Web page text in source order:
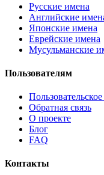
Русские имена
Английские
Японские имена
Еврейские имена
Мусульманские
Пользователям
Обратная связь
О проекте
Блог
FAQ
Контакты